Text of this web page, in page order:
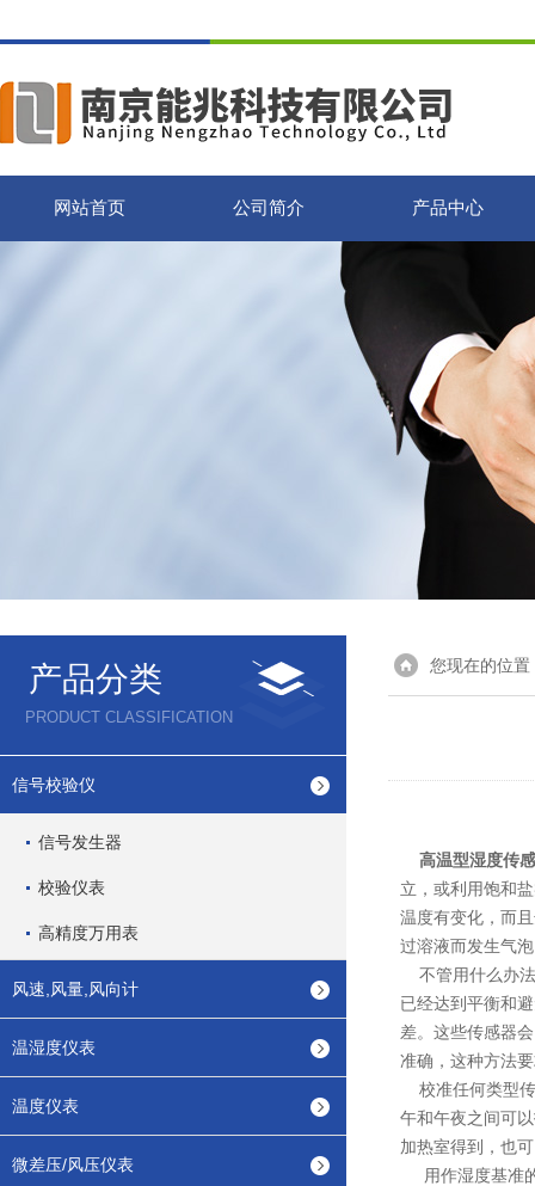
网站首页 公司简介 产品中心
产品分类
PRODUCT CLASSIFICATION
信号校验仪
信号发生器
校验仪表
高精度万用表
风速,风量,风向计
温湿度仪表
温度仪表
微差压/风压仪表
您现在的位置
高温型湿度传
立，或利用饱和
温度有变化，而
过溶液而发生气
不管用什么办法
已经达到平衡和
差。这些传感器
准确，这种方法
校准任何类型传
午和午夜之间可
加热室得到，也
用作湿度基准的